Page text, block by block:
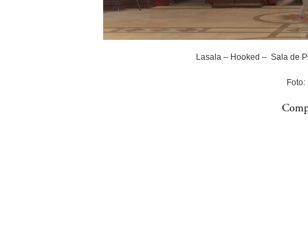
Lasala – Hooked – Sala de